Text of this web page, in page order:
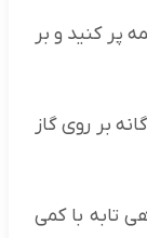
پر کنید و بر
بر روی گاز
تابه با کمی